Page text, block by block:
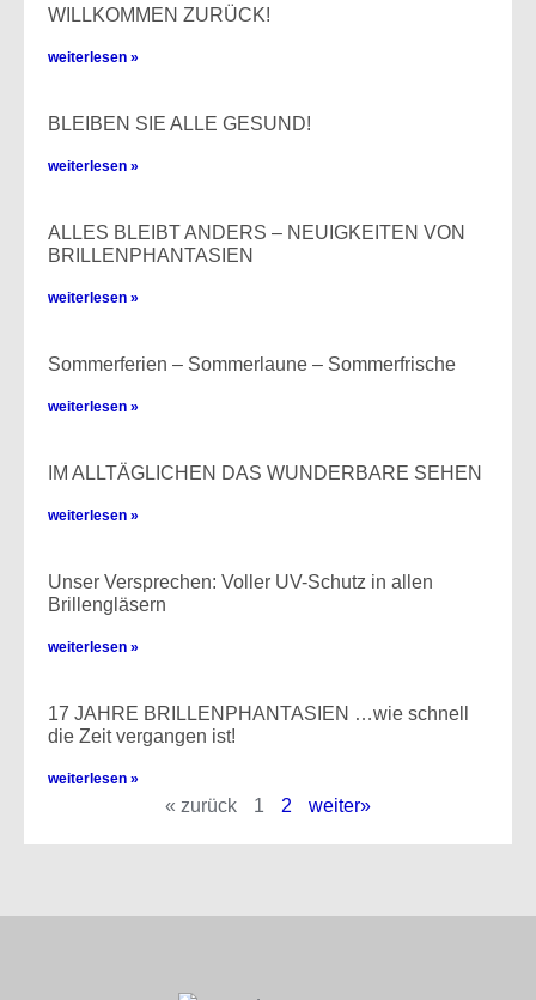
WILLKOMMEN ZURÜCK!
weiterlesen »
BLEIBEN SIE ALLE GESUND!​
weiterlesen »
ALLES BLEIBT ANDERS – NEUIGKEITEN VON
BRILLENPHANTASIEN
weiterlesen »
Sommerferien – Sommerlaune – Sommerfrische
weiterlesen »
IM ALLTÄGLICHEN DAS WUNDERBARE SEHEN
weiterlesen »
Unser Versprechen: Voller UV-Schutz in allen
Brillengläsern
weiterlesen »
17 JAHRE BRILLENPHANTASIEN …wie schnell
die Zeit vergangen ist!
weiterlesen »
« zurück 1 2 weiter»